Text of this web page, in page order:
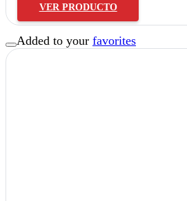
VER PRODUCTO
Added to your favorites